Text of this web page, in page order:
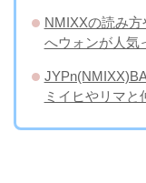
NMIXXの読み
へウォンが人気
ミイヒやリマと